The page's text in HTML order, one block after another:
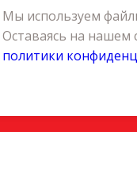
КОНТАКТЫ ПОЛИТИКА
Мы используем
Оставаясь на нашем
политики